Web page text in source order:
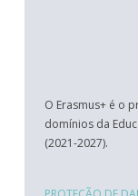
O Erasmus+ é o
domínios da
(2021-2027).